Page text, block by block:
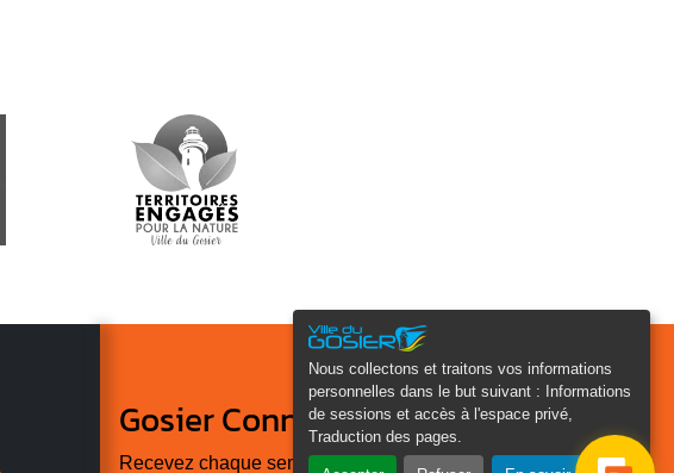
Nous collectons et traitons vos informations
personnelles dans le but suivant :
Informations
de sessions et accès à l'espace privé,
Traduction des pages
Gosier Connecté
Recevez chaque semaine l'actualité de